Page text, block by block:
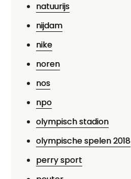
natuurijs
nijdam
nike
noren
nos
npo
olympisch stadion
olympische spelen 2018
perry sport